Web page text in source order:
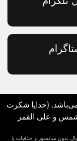
{خدایا شکرت
و علی القمر
بدون سانسور و حذفیات با